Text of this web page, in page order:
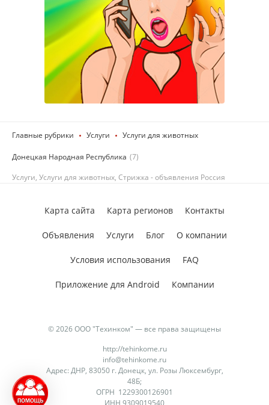
Главные рубрики Услуги Услуги для животных
Донецкая Народная Республика (7)
Услуги, Услуги для животных, Стрижка - объявления Россия
© 2026 ООО "Техинком" — все права защищены
http://tehinkome.ru
info@tehinkome.ru
Адрес: ДНР, 83050 г. Донецк, ул. Розы Люксембург,
48Б;
ОГРН 1229300126901
Карта сайта Карта регионов Контакты
Объявления Услуги Блог О компании
Условия использования FAQ
Приложение для Android Компании